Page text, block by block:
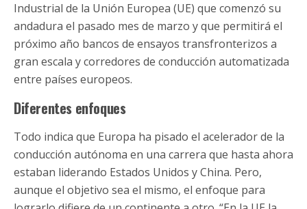
Industrial de la Unión Europea (UE) que comenzó su
andadura el pasado mes de marzo y que permitirá el
próximo año bancos de ensayos transfronterizos a
gran escala y corredores de conducción automatizada
entre países europeos.
Diferentes enfoques
Todo indica que Europa ha pisado el acelerador de la
conducción autónoma en una carrera que hasta ahora
estaban liderando Estados Unidos y China. Pero,
aunque el objetivo sea el mismo, el enfoque para